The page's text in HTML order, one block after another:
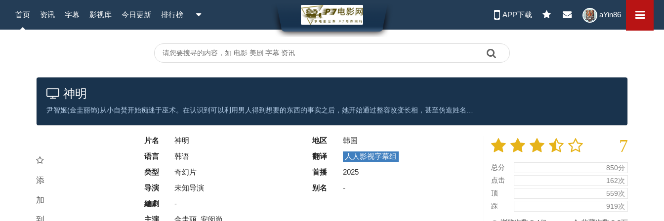
首页 资讯 字幕 影视库 今日更新 排行榜 APP下载 aYin86
神明
添
加
片名 神明 地区
韩国
语言
韩语 翻译
人人影视字幕组
类型
奇幻片 首播
2025
导演
未知导演 别名
-
編劇
-
7
总分
850分
点击
162次
顶
559次
踩
919次